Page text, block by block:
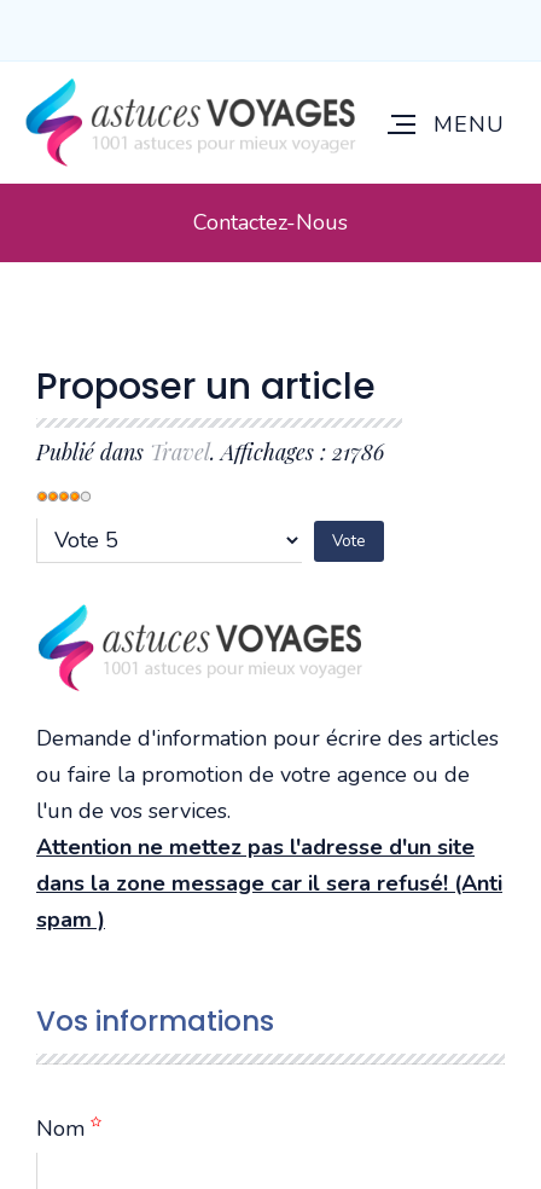
Contactez-Nous
Proposer un article
Publié dans Travel. Affichages : 21786
Vote
utilisateur:
Veuillez
voter
Demande d'information pour écrire des articles
ou faire la promotion de votre agence ou de
l'un de vos services.
Attention ne mettez pas l'adresse d'un site
dans la zone message car il sera refusé! (Anti
spam )
Vos informations
Nom